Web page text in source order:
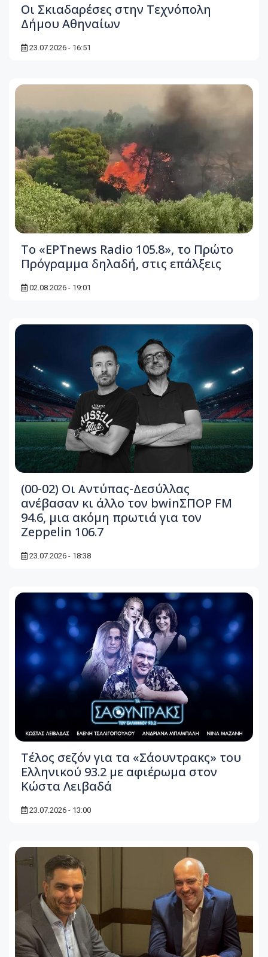
Οι Σκιαδαρέσες στην Τεχνόπολη
Δήμου Αθηναίων
23.07.2026 - 16:51
Το «ΕΡΤnews Radio 105.8», το Πρώτο
Πρόγραμμα δηλαδή, στις επάλξεις
02.08.2026 - 19:01
(00-02) Οι Αντύπας-Δεσύλλας
ανέβασαν κι άλλο τον bwinΣΠΟΡ FM
94.6, μια ακόμη πρωτιά για τον
Zeppelin 106.7
23.07.2026 - 18:38
Τέλος σεζόν για τα «Σάουντρακς» του
Ελληνικού 93.2 με αφιέρωμα στον
Κώστα Λειβαδά
23.07.2026 - 13:00